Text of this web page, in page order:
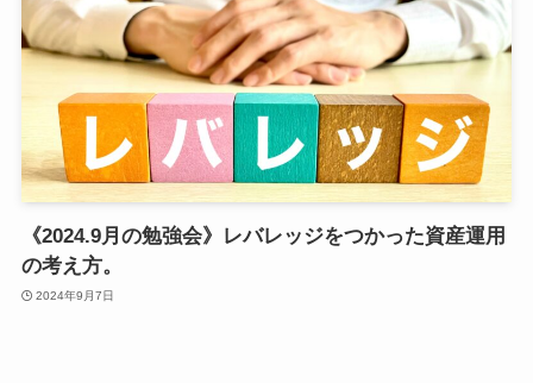
《2024.9月の勉強会》レバレッジをつかった資産運用
の考え方。
2024年9月7日